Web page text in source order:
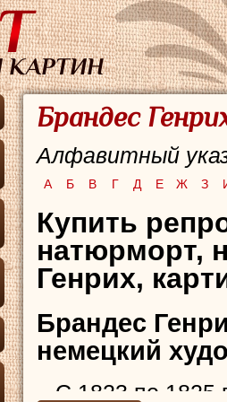
Брандес
Алфавитный
А Б В Г Д Е Ж З
Купить
натюрморт,
Генрих,
Брандес
немецкий
С 1823 по 1825